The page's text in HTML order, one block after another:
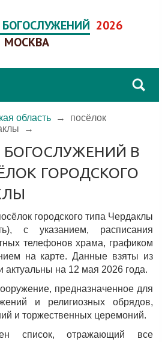
БОГОСЛУЖЕНИЙ 2026
МОСКВА
область →
посёлок
→
БОГОСЛУЖЕНИЙ В
ГОРОДСКОГО
городского типа Чердаклы
c указанием, расписания
телефонов храма, графиком
на карте. Данные взяты из
актуальны на 12 мая 2026 года.
предназначенное для
и религиозных обрядов,
и торжественных церемоний.
список, отражающий все